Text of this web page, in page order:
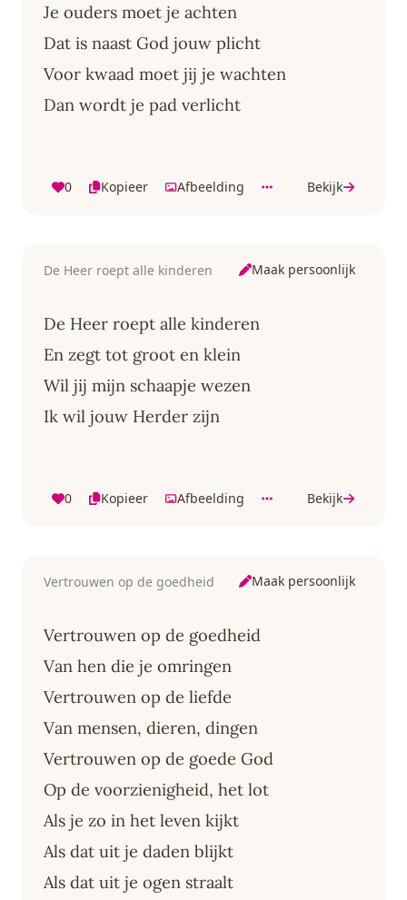
Je ouders moet je achten
Dat is naast God jouw plicht
Voor kwaad moet jij je wachten
Dan wordt je pad verlicht
0 Kopieer Afbeelding Bekijk
De Heer roept alle kinderen Maak persoonlijk
De Heer roept alle kinderen
En zegt tot groot en klein
Wil jij mijn schaapje wezen
Ik wil jouw Herder zijn
0 Kopieer Afbeelding Bekijk
Vertrouwen op de goedheid Maak persoonlijk
Vertrouwen op de goedheid
Van hen die je omringen
Vertrouwen op de liefde
Van mensen, dieren, dingen
Vertrouwen op de goede God
Op de voorzienigheid, het lot
Als je zo in het leven kijkt
Als dat uit je daden blijkt
Als dat uit je ogen straalt